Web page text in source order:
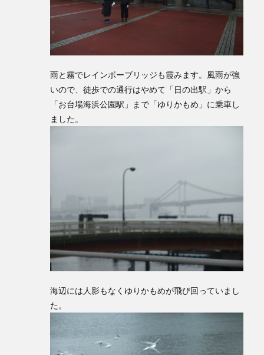
雨と霧でレインボーブリッジも霞みます。風雨が強
いので、徒歩での通行はやめて「日の出駅」から
「お台場海浜公園駅」まで「ゆりかもめ」に乗車し
ました。
海辺には人影もなくゆりかもめが飛び回っていまし
た。